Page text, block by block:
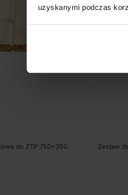
uzyskanymi podczas
do ZTP 750×350 Zestaw